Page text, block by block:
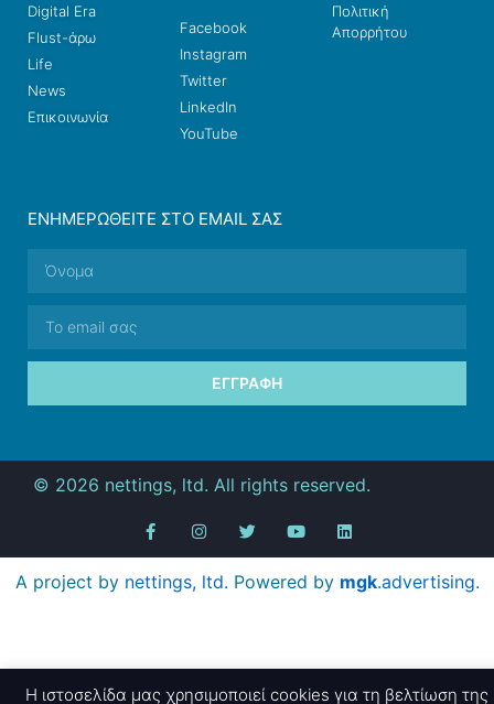
Digital Era
Flust-άρω
Life
News
Επικοινωνία
Facebook
Instagram
Twitter
LinkedIn
YouTube
Πολιτική
Απορρήτου
ΕΝΗΜΕΡΩΘΕΊΤΕ ΣΤΟ EMAIL ΣΑΣ
ΕΓΓΡΑΦΉ
© 2026 nettings, ltd. All rights reserved.
A project by nettings, ltd. Powered by mgk.advertising.
Η ιστοσελίδα μας χρησιμοποιεί cookies για τη βελτίωση της